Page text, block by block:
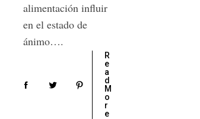
alimentación influir
en el estado de
ánimo….
R
e
a
d
M
o
r
e